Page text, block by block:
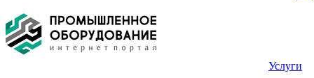
Услуги